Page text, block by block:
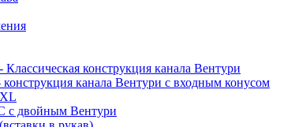
конструкция канала Вентури
канала Вентури c входным конусом
с двойным Вентури